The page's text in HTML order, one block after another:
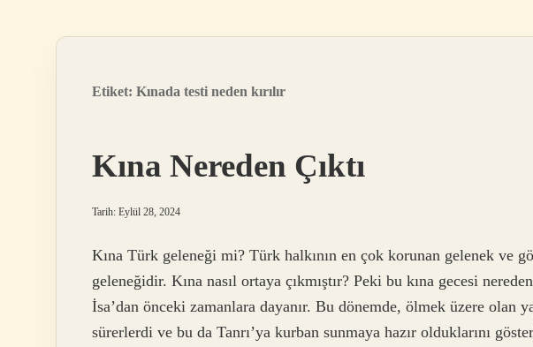
Etiket: Kınada testi neden kırılır
Kına Nereden Çıktı
Tarih: Eylül 28, 2024
Kına Türk geleneği mi? Türk halkının en çok korunan gelenek ve
geleneğidir. Kına nasıl ortaya çıkmıştır? Peki bu kına gecesi
İsa’dan önceki zamanlara dayanır. Bu dönemde, ölmek üzere olan
sürerlerdi ve bu da Tanrı’ya kurban sunmaya hazır olduklarını